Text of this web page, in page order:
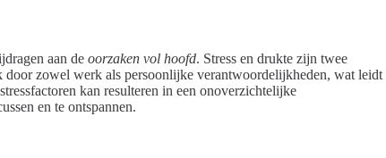
aan de oorzaken vol hoofd. Stress en drukte zijn twee
door zowel werk als persoonlijke verantwoordelijkheden, wat leidt
kan resulteren in een onoverzichtelijke
en te ontspannen.